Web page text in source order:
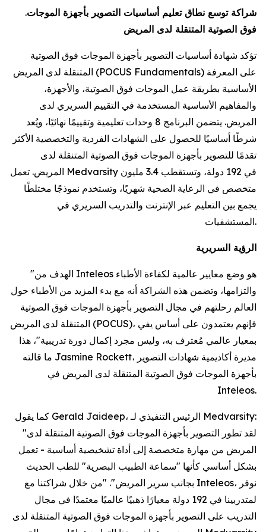
.شراكة توسع نطاق تعليم أساسيات التصوير بأجهزة الموجات
فوق الصوتية المتنقلة لدى المريض
تؤكد شهادة أساسيات التصوير بأجهزة الموجات فوق الصوتية
المتنقلة لدى المريض (POCUS Fundamentals) على المعرفة
الأساسية بطريقة عمل الموجات فوق الصوتية، والأجهزة،
والمفاهيم الأساسية المستخدمة في التقييم السريري لدى
المريض. يتضمن البرنامج 8 وحدات تعليمية وتقييمًا نهائيًا، ويُعد
شرطًا أساسيًا للحصول على الشهادات الفردية والتخصصية الأكثر
تقدمًا للتصوير بأجهزة الموجات فوق الصوتية المتنقلة لدى
المريض. تعمل Medvarsity في 192 دولة، وتستقطب 3.4 مليون
متخصص في الرعاية الصحية شهريًا، وتستخدم نموذجًا مختلطًا
يجمع بين التعليم عبر الإنترنت والتدريب السريري في
المستشفيات.
الرؤية السريرية
"الهدف من Inteleos هو وضع معايير عالمية لكفاءة الأطباء
والتزامها، وتضمن هذه الشراكة أنه مع بدء المزيد من الأطباء حول
العالم رحلتهم في مجال التصوير بأجهزة الموجات فوق الصوتية
المتنقلة لدى المريض (POCUS)، فإنهم يعتمدون على أساس يفي
بمعيار عالمي مُعترف به، وليس مجرد إكمال دورة تدريبية"، هذا
ما قالته Jasmine Rockett، مديرة أكاديمية شهادات التصوير
بأجهزة الموجات فوق الصوتية المتنقلة لدى المريض في
Inteleos.
كما يقول Gerald Jaideep، الرئيس التنفيذي لـ Medvarsity:
"لقد تطور التصوير بأجهزة الموجات فوق الصوتية المتنقلة لدى
المريض من مهارة متخصصة إلى أداة تشخيصية أساسية - تعمل
بشكل أساسي كأنها "سماعة الطبيب البصرية" للطب الحديث
بجانب سرير المريض". "من خلال شراكتنا مع Inteleos، نوفر
لمتدربينا في 192 دولة معيارًا ذهبيًا عالميًا معتمدًا في مجال
التدريب على التصوير بأجهزة الموجات فوق الصوتية المتنقلة لدى